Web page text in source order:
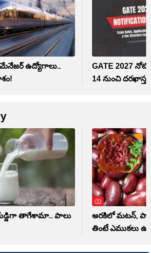
మేనేజర్‌ ఉద్యోగాలు..
GATE 2027
14 నుంచి
గుడ్డిగా తాగేశామా.. పాలు
అరకిలో మటన్,
తింటే ఎముకలు